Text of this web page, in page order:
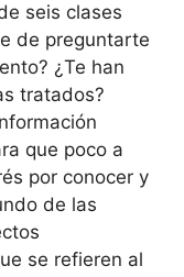
seis clases
de preguntarte
¿Te han
tratados?
que poco a
por conocer y
de las
se refieren al